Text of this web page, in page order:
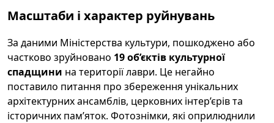
Масштаби і характер руйнувань
За даними Міністерства культури, пошкоджено або
частково зруйновано 19 об’єктів культурної
спадщини на території лаври. Це негайно
поставило питання про збереження унікальних
архітектурних ансамблів, церковних інтер’єрів та
історичних пам’яток. Фотознімки, які оприлюднили